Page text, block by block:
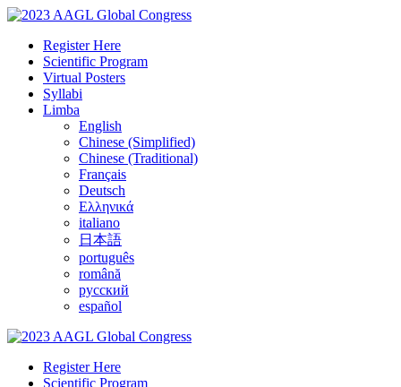
Register Here
Scientific Program
Virtual Posters
Syllabi
Limba
English
Chinese (Simplified)
Chinese (Traditional)
Français
Deutsch
Ελληνικά
italiano
日本語
português
română
русский
español
Register Here
Scientific Program